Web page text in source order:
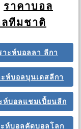
ราคาบอล
ลทีมชาติ
าะห์บอลลา ลีกา
ะห์บอลบุนเดสลีกา
ห์บอลแชมเปี้ยนลีก
ะห์บอลคัดบอลโลก